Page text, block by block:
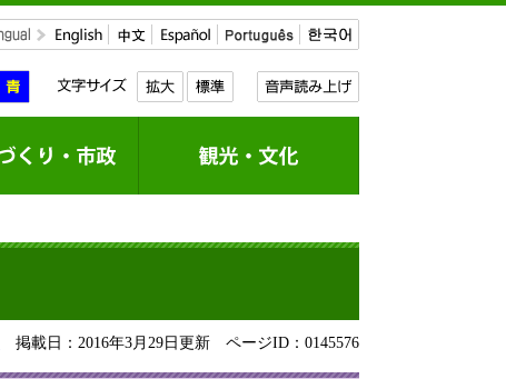
掲載日：2016年3月29日更新 ページID：0145576